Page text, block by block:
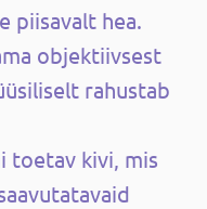
piisavalt hea.
objektiivsest
rahustab
toetav kivi, mis